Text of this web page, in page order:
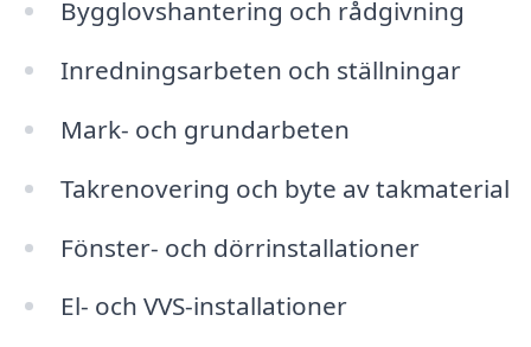
Bygglovshantering och rådgivning
Inredningsarbeten och ställningar
Mark- och grundarbeten
Takrenovering och byte av takmaterial
Fönster- och dörrinstallationer
El- och VVS-installationer